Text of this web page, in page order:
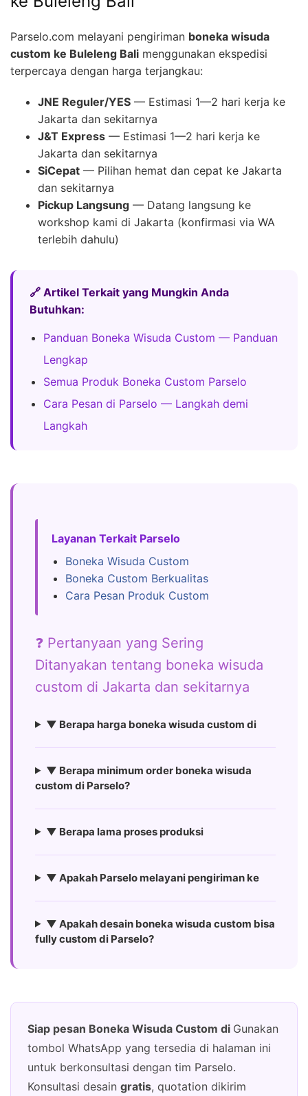
Parselo.com melayani pengiriman boneka wisuda
custom ke Buleleng Bali menggunakan ekspedisi
terpercaya dengan harga terjangkau:
JNE Reguler/YES — Estimasi 1—2 hari kerja ke
Jakarta dan sekitarnya
J&T Express — Estimasi 1—2 hari kerja ke
Jakarta dan sekitarnya
SiCepat — Pilihan hemat dan cepat ke Jakarta
dan sekitarnya
Pickup Langsung — Datang langsung ke
workshop kami di Jakarta (konfirmasi via WA
terlebih dahulu)
🔗 Artikel Terkait yang Mungkin Anda
Butuhkan:
Panduan Boneka Wisuda Custom — Panduan
Lengkap
Semua Produk Boneka Custom Parselo
Cara Pesan di Parselo — Langkah demi
Langkah
Layanan Terkait Parselo
Boneka Wisuda Custom
Boneka Custom Berkualitas
Cara Pesan Produk Custom
❓ Pertanyaan yang Sering
Ditanyakan tentang boneka wisuda
custom di Jakarta dan sekitarnya
▼ Berapa harga boneka wisuda custom di
▼ Berapa minimum order boneka wisuda
custom di Parselo?
▼ Berapa lama proses produksi
▼ Apakah Parselo melayani pengiriman ke
▼ Apakah desain boneka wisuda custom bisa
fully custom di Parselo?
Siap pesan Boneka Wisuda Custom di Gunakan
tombol WhatsApp yang tersedia di halaman ini
untuk berkonsultasi dengan tim Parselo.
Konsultasi desain gratis, quotation dikirim